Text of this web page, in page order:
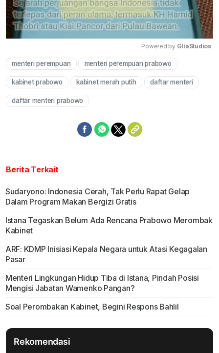
Powered by GliaStudios
menteri perempuan menteri perempuan prabowo
kabinet prabowo kabinet merah putih daftar menteri
daftar menteri prabowo
Berita Terkait
Sudaryono: Indonesia Cerah, Tak Perlu Rapat Gelap
Dalam Program Makan Bergizi Gratis
Istana Tegaskan Belum Ada Rencana Prabowo Merombak
Kabinet
ARF: KDMP Inisiasi Kepala Negara untuk Atasi Kegagalan
Pasar
Menteri Lingkungan Hidup Tiba di Istana, Pindah Posisi
Mengisi Jabatan Wamenko Pangan?
Soal Perombakan Kabinet, Begini Respons Bahlil
Rekomendasi